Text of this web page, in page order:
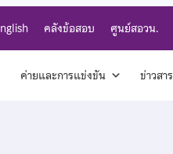
คลังข้อสอบ ศูนย์สอวน.
ค่ายและการแข่งขัน ข่าวสาร